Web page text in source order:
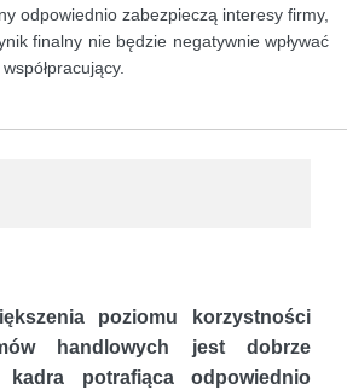
odpowiednio zabezpieczą interesy firmy,
finalny nie będzie negatywnie wpływać
poziomu korzystności
handlowych jest dobrze
kadra potrafiąca odpowiednio